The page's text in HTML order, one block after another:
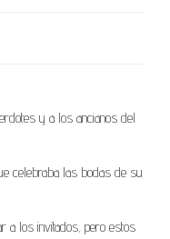
y a los ancianos del
celebraba las bodas de su
a los invitados, pero estos